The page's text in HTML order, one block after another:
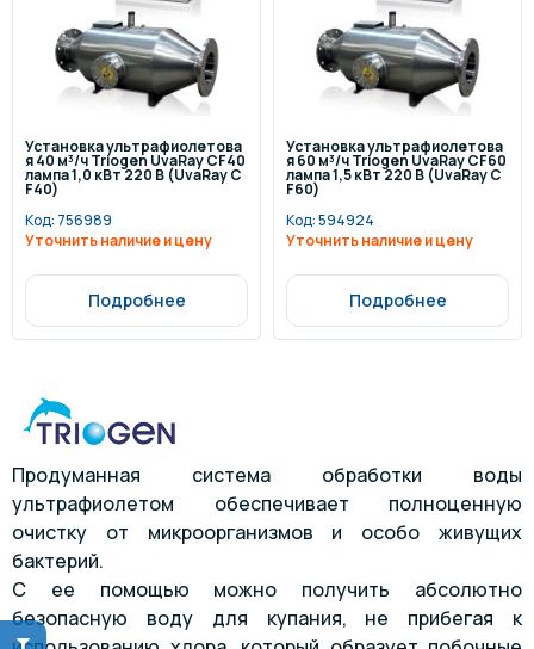
Установка ультрафиолетова
я 40 м³/ч Triogen UvaRay CF40
лампа 1,0 кВт 220 В (UvaRay C
F40)
Код: 756989
Уточнить наличие и цену
Подробнее
Установка ультрафиолетова
я 60 м³/ч Triogen UvaRay CF60
лампа 1,5 кВт 220 В (UvaRay C
F60)
Код:594924
Уточнить наличие и цену
Подробнее
Продуманная система обработки воды
ультрафиолетом обеспечивает полноценную
очистку от микроорганизмов и особо живущих
бактерий.
С ее помощью можно получить абсолютно
безопасную воду для купания, не прибегая к